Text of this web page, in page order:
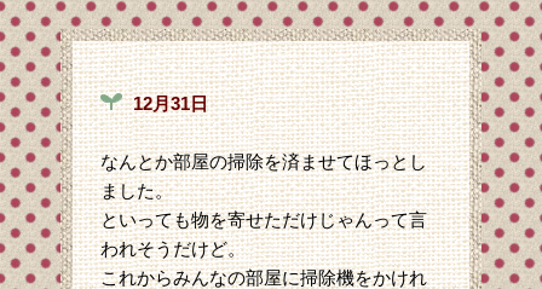
12月31日
なんとか部屋の掃除を済ませてほっとし
ました。
といっても物を寄せただけじゃんって言
われそうだけど。
これからみんなの部屋に掃除機をかけれ